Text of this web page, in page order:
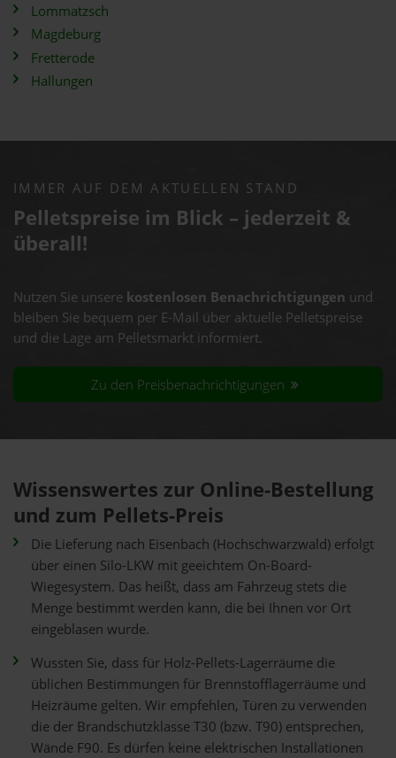
Lommatzsch
Magdeburg
Fretterode
Hallungen
IMMER AUF DEM AKTUELLEN STAND
Pelletspreise im Blick – jederzeit &
überall!
Nutzen Sie unsere kostenlosen Benachrichtigungen und
bleiben Sie bequem per E-Mail über aktuelle Pelletspreise
und die Lage am Pelletsmarkt informiert.
Zu den Preisbenachrichtigungen
Wissenswertes zur Online-Bestellung
und zum Pellets-Preis
Die Lieferung nach Eisenbach (Hochschwarzwald) erfolgt
über einen Silo-LKW mit geeichtem On-Board-
Wiegesystem. Das heißt, dass am Fahrzeug stets die
Menge bestimmt werden kann, die bei Ihnen vor Ort
eingeblasen wurde.
Wussten Sie, dass für Holz-Pellets-Lagerräume die
üblichen Bestimmungen für Brennstofflagerräume und
Heizräume gelten. Wir empfehlen, Türen zu verwenden
die der Brandschutzklasse T30 (bzw. T90) entsprechen,
Wände F90. Es dürfen keine elektrischen Installationen